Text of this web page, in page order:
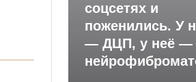
соцсетях и
поженились. У
— ДЦП, у неё —